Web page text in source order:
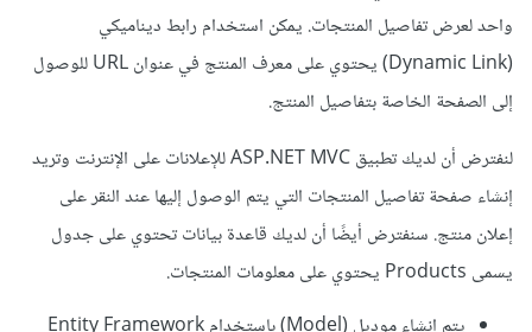
واحد لعرض تفاصيل المنتجات. يمكن استخدام رابط ديناميكي
(Dynamic Link) يحتوي على معرف المنتج في عنوان URL للوصول
إلى الصفحة الخاصة بتفاصيل المنتج.
لنفترض أن لديك تطبيق ASP.NET MVC للإعلانات على الإنترنت وتريد
إنشاء صفحة تفاصيل المنتجات التي يتم الوصول إليها عند النقر على
إعلان منتج. سنفترض أيضًا أن لديك قاعدة بيانات تحتوي على جدول
يسمى Products يحتوي على معلومات المنتجات.